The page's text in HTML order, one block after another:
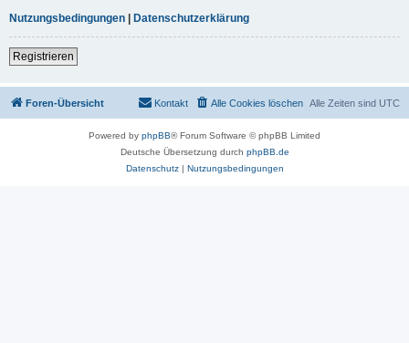
Nutzungsbedingungen | Datenschutzerklärung
Registrieren
Foren-Übersicht Alle Zeiten sind UTC
Alle Cookies löschen
Kontakt
Powered by phpBB® Forum Software © phpBB Limited
Deutsche Übersetzung durch phpBB.de
Datenschutz| Nutzungsbedingungen